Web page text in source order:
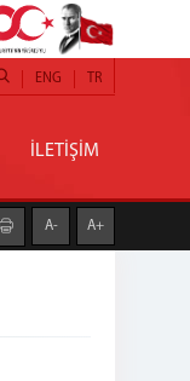
TR
ENG
İLETİŞİM
A- A+